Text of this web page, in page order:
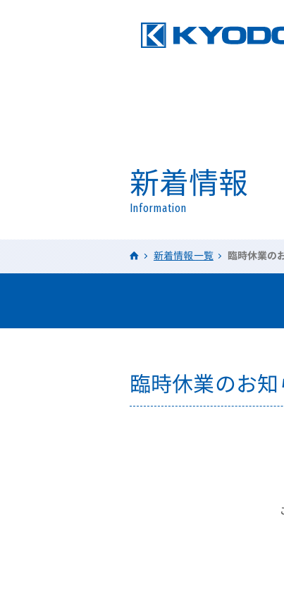
新着情報
Information
HOME新着情報一覧 臨時休業の
臨時休業のお知